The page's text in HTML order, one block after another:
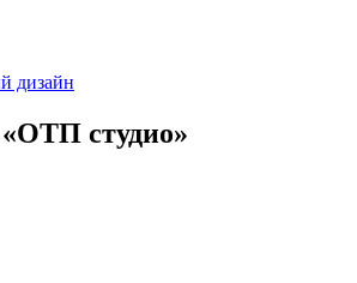
дизайн
студио»